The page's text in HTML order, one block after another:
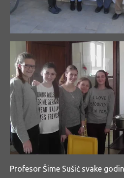
Profesor Šime Sušić svake